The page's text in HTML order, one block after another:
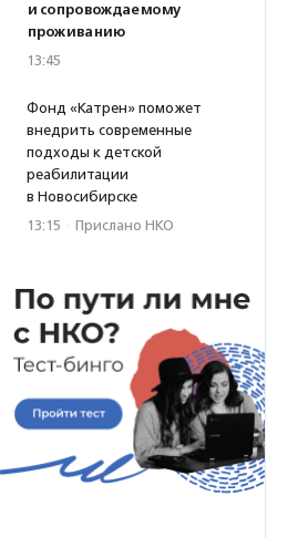
и сопровождаемому
проживанию
13:45
Фонд «Катрен» поможет
внедрить современные
подходы к детской
реабилитации
в Новосибирске
13:15 · Прислано НКО